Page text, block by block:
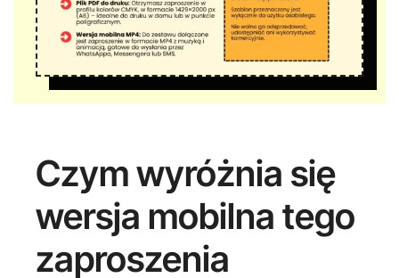
Czym wyróżnia się
wersja mobilna tego
zaproszenia